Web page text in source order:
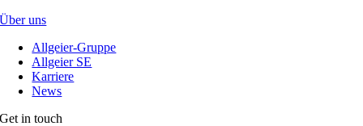
Über uns
Allgeier-Gruppe
Allgeier SE
Karriere
News
Get in touch